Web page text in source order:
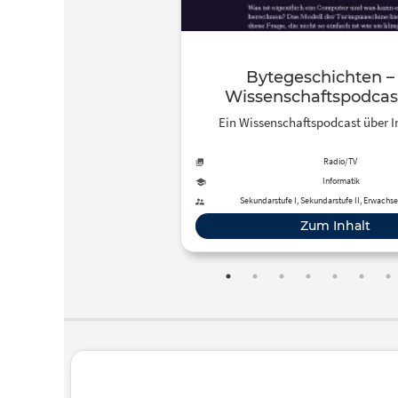
Bytegeschichten –
Informatik
Ein Wissenschaftspodcast über
Radio/TV
Informatik
Sekundarstufe I, Sekundarstufe II,
Zum Inhalt